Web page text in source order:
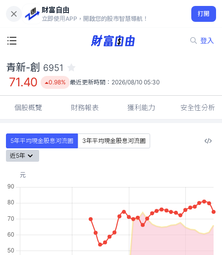
財富自由
立即使用APP，開啟您的股市智慧導航！
打開
登入
71.40
0.98%
青新-創 6951
71.40 0.98% 最近更新時間： 2026/08/10 05:30
個股概覽 財務報表 獲利能力 安全性分析
5年平均現金股息河流圖
3年平均現金股息河流圖
近5年